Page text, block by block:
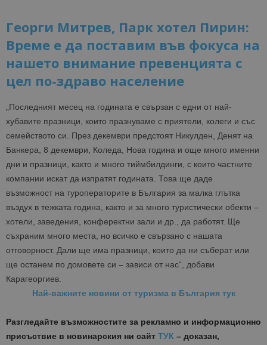
Георги Митрев, Парк хотел Пирин:
Време е да поставим във фокуса на
нашето внимание превенцията с
цел по-здраво нaселение
„Последният месец на годината е свързан с едни от най-
хубавите празници, които празнуваме с приятели, колеги и със
семейството си. През декември предстоят Никулден, Денят на
Банкера, 8 декември, Коледа, Нова година и още много именни
дни и празници, както и много тиймбилдинги, с които частните
компании искат да изпратят годината. Това ще даде
възможност на туроператорите в България за малка глътка
въздух в тежката година, както и за много туристически обекти –
хотели, заведения, конферектни зали и др., да работят. Ще
съхраним много места, но всичко е свързано с нашата
отговорност. Дали ще има празници, които да ни съберат или
ще останем по домовете си – зависи от нас“, добави
Карагеоргиев.
Най-важните новини от туризма в България тук
Разгледайте възможностите за рекламно и информационно
присъствие в новинарския ни сайт ТУК – доказан,